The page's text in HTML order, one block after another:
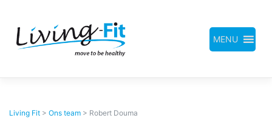
inhoud
MENU
Living Fit > Ons team > Robert Douma